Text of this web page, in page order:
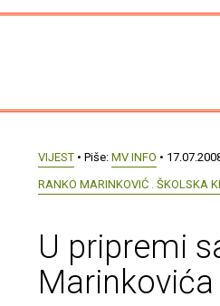
VIJEST • Piše: MV INFO •
RANKO MARINKOVIĆ . ŠKOLSKA
U pripremi
Marinkovića